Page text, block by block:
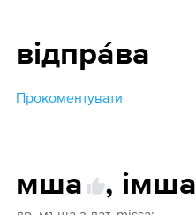
відпра́ва
Прокоментувати
мша , імша